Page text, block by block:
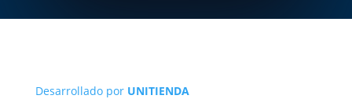
Desarrollado por UNITIENDA